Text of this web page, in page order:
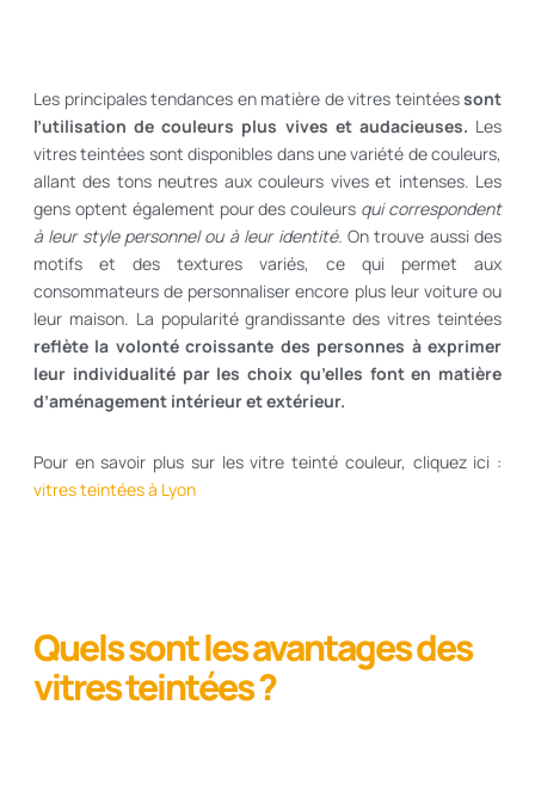
Les principales tendances en matière de vitres teintéessont
l’utilisation de couleurs plus vives et audacieuses. Les
vitres teintées sont disponibles dans une variété de couleurs,
allant des tons neutres aux couleurs vives et intenses. Les
gens optent également pour des couleurs qui correspondent
à leur style personnel ou à leur identité. On trouve aussi des
motifs et des textures variés, ce qui permet aux
consommateurs de personnaliser encore plus leur voiture ou
leur maison. La popularité grandissante des vitres teintées
reflète la volonté croissante des personnes à exprimer
leur individualité par les choix qu’elles font en matière
d’aménagement intérieur et extérieur.
Pour en savoir plus sur les vitre teinté couleur, cliquez ici :
vitres teintées à Lyon
Quels sont les avantages des
vitres teintées ?